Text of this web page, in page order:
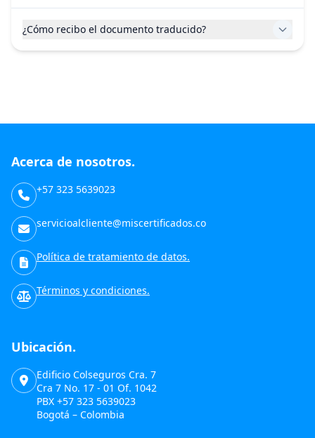
¿Cómo recibo el documento traducido?
Acerca de nosotros.
+57 323 5639023
servicioalcliente@miscertificados.co
Política de tratamiento de datos.
Términos y condiciones.
Ubicación.
Edificio Colseguros Cra. 7
Cra 7 No. 17 - 01 Of. 1042
PBX +57 323 5639023
Bogotá – Colombia